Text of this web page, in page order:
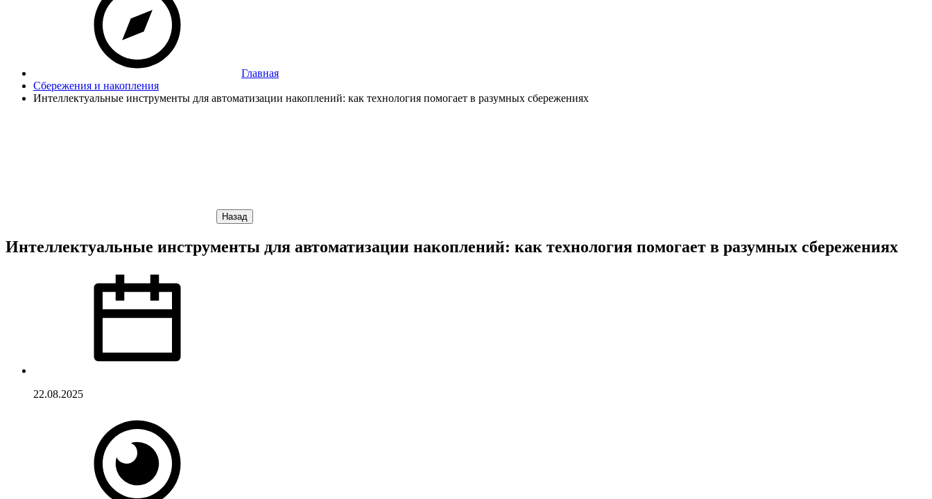
Главная
Сбережения и накопления
Интеллектуальные инструменты для автоматизации накоплений: как технология помогает в разумных сбережениях
Назад
Интеллектуальные инструменты для автоматизации накоплений: как технология помогает в разумных сбережениях
22.08.2025